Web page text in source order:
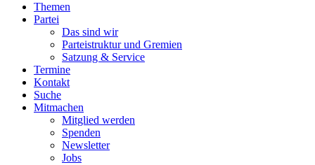
Themen
Partei
Das sind wir
Parteistruktur und Gremien
Satzung & Service
Termine
Kontakt
Suche
Mitmachen
Mitglied werden
Spenden
Newsletter
Jobs